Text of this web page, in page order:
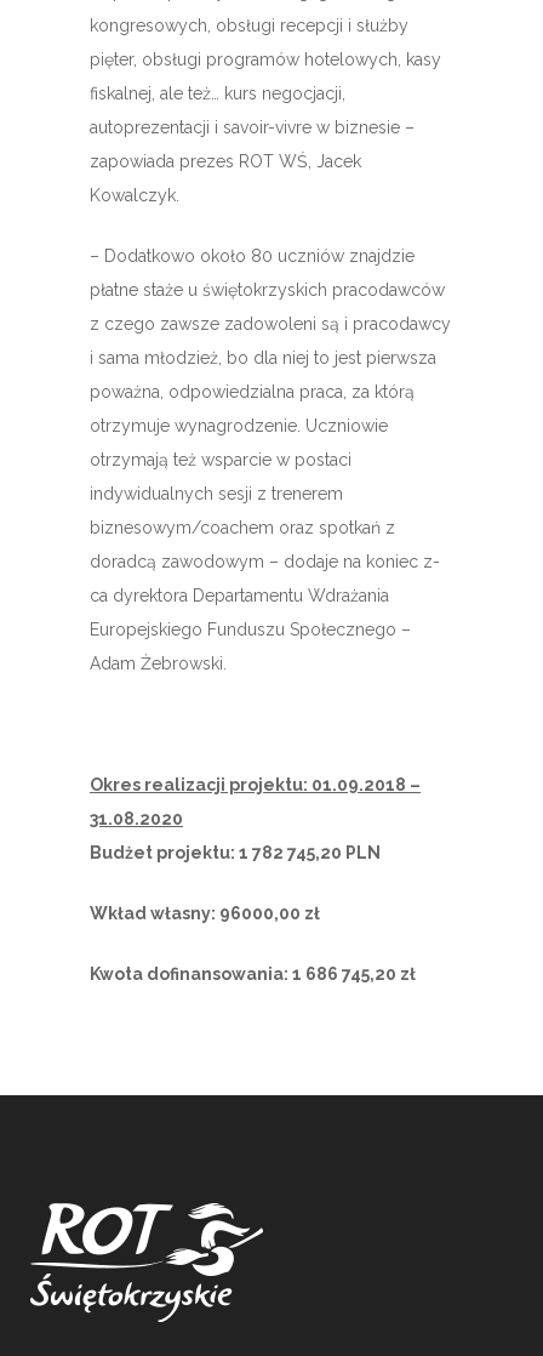
kongresowych, obsługi recepcji i służby
pięter, obsługi programów hotelowych, kasy
fiskalnej, ale też… kurs negocjacji,
autoprezentacji i savoir-vivre w biznesie –
zapowiada prezes ROT WŚ, Jacek
Kowalczyk.
– Dodatkowo około 80 uczniów znajdzie
płatne staże u świętokrzyskich pracodawców
z czego zawsze zadowoleni są i pracodawcy
i sama młodzież, bo dla niej to jest pierwsza
poważna, odpowiedzialna praca, za którą
otrzymuje wynagrodzenie. Uczniowie
otrzymają też wsparcie w postaci
indywidualnych sesji z trenerem
biznesowym/coachem oraz spotkań z
doradcą zawodowym – dodaje na koniec z-
ca dyrektora Departamentu Wdrażania
Europejskiego Funduszu Społecznego –
Adam Żebrowski.
Okres realizacji projektu: 01.09.2018 –
31.08.2020
Budżet projektu: 1 782 745,20 PLN
Wkład własny: 96000,00 zł
Kwota dofinansowania: 1 686 745,20 zł